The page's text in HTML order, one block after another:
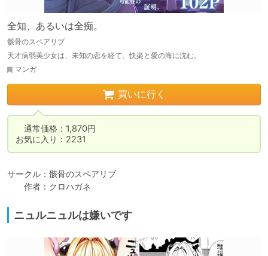
全知、あるいは全痴。
骸骨のスペアリブ
天才病弱美少女は、未知の恋を経て、快楽と愛の海に沈む。
マンガ
買いに行く
通常価格：1,870円
お気に入り：2231
サークル：骸骨のスペアリブ
作者：クロハガネ
ニュルニュルは嫌いです